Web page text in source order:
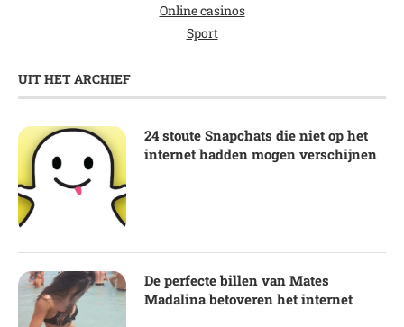
Online casinos
Sport
UIT HET ARCHIEF
24 stoute Snapchats die niet op het
internet hadden mogen verschijnen
De perfecte billen van Mates
Madalina betoveren het internet